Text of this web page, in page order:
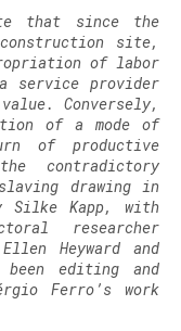
that since the
site,
of labor
service provider
Conversely,
of a mode of
of productive
contradictory
drawing in
Silke Kapp, with
researcher
Heyward and
been editing and
Ferro’s work